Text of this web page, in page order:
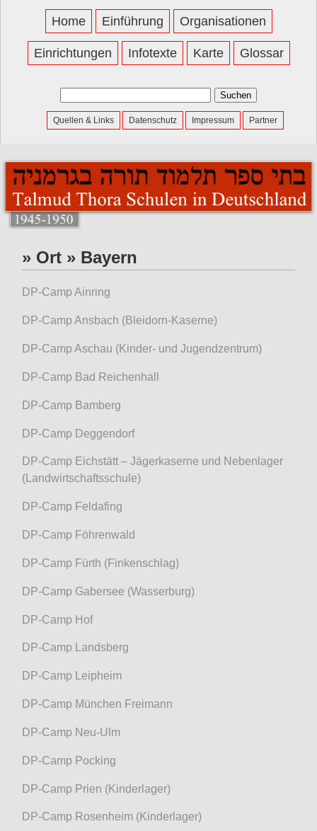
Home Einführung Organisationen
Einrichtungen Infotexte Karte Glossar
Suchen
nach:
Quellen & Links Datenschutz Impressum Partner
» Ort » Bayern
DP-Camp Ainring
DP-Camp Ansbach (Bleidorn-Kaserne)
DP-Camp Aschau (Kinder- und Jugendzentrum)
DP-Camp Bad Reichenhall
DP-Camp Bamberg
DP-Camp Deggendorf
DP-Camp Eichstätt – Jägerkaserne und Nebenlager
(Landwirtschaftsschule)
DP-Camp Feldafing
DP-Camp Föhrenwald
DP-Camp Fürth (Finkenschlag)
DP-Camp Gabersee (Wasserburg)
DP-Camp Hof
DP-Camp Landsberg
DP-Camp Leipheim
DP-Camp München Freimann
DP-Camp Neu-Ulm
DP-Camp Pocking
DP-Camp Prien (Kinderlager)
DP-Camp Rosenheim (Kinderlager)